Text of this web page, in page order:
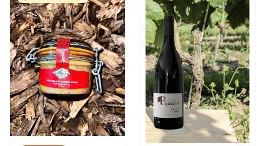
bouche, la matière est
ronde avec des tanins
fondus et bien intégrés,
soutenus par la belle
fraîcheur de son terroir
argilo-graveleux.
arômes d'agrumes, de
fruits blancs et une touche
exotique. En bouche,
l'attaque est vive et
gouleyante, équilibrée par
un joli fruité et une finale
désaltérante.